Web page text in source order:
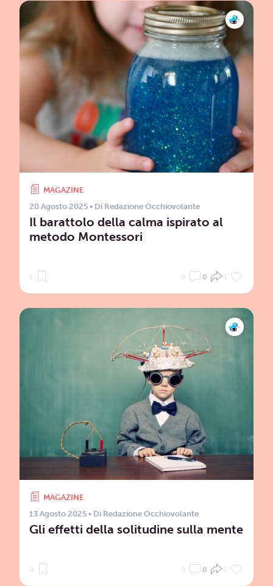
MAGAZINE
20 Agosto 2025 • Di Redazione Occhiovolante
Il barattolo della calma ispirato al
metodo Montessori
1 0 0 1
MAGAZINE
13 Agosto 2025 • Di Redazione Occhiovolante
Gli effetti della solitudine sulla mente
0 0 0 1